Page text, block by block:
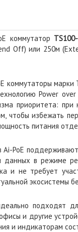
коммутатор
Off) или 250м
коммутаторы
Power
приоритета: при
чтобы избежать
питания
PoE
данных в режиме
и не требует
экосистемы
подходят
и другие
и индикаторам